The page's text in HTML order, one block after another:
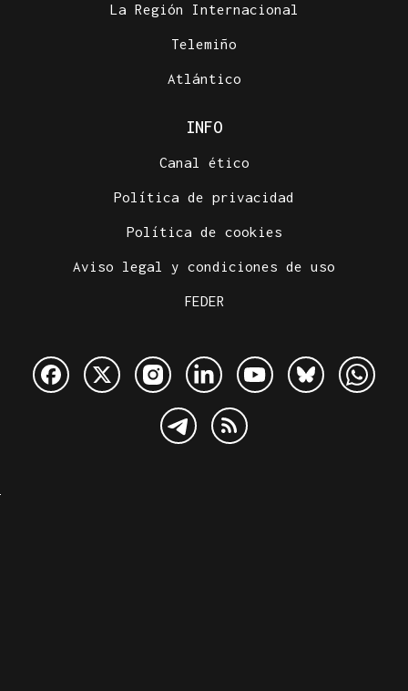
La Región Internacional
Telemiño
Atlántico
INFO
Canal ético
Política de privacidad
Política de cookies
Aviso legal y condiciones de uso
FEDER